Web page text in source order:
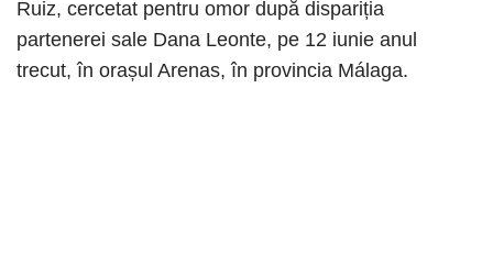
Ruiz, cercetat pentru omor după dispariția
partenerei sale Dana Leonte, pe 12 iunie anul
trecut, în orașul Arenas, în provincia Málaga.